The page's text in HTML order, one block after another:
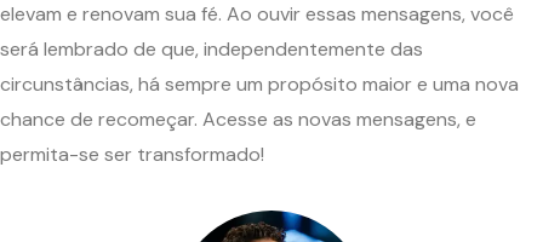
elevam e renovam sua fé. Ao ouvir essas mensagens, você
será lembrado de que, independentemente das
circunstâncias, há sempre um propósito maior e uma nova
chance de recomeçar. Acesse as novas mensagens, e
permita-se ser transformado!